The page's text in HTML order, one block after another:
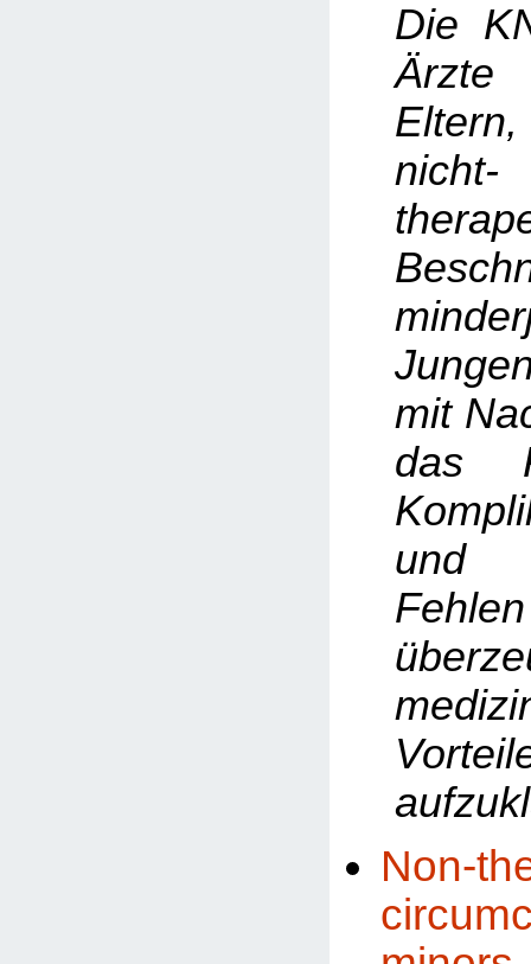
Die
nicht-
mit
das
und
Fehlen
Non-